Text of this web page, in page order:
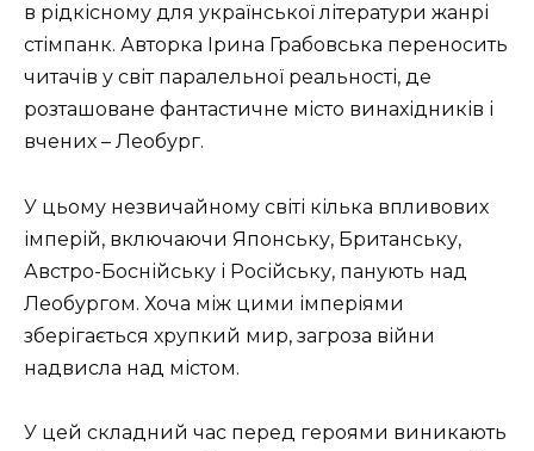
в рідкісному для української літератури жанрі
стімпанк. Авторка Ірина Грабовська переносить
читачів у світ паралельної реальності, де
розташоване фантастичне місто винахідників і
вчених – Леобург.
У цьому незвичайному світі кілька впливових
імперій, включаючи Японську, Британську,
Австро-Боснійську і Російську, панують над
Леобургом. Хоча між цими імперіями
зберігається хрупкий мир, загроза війни
надвисла над містом.
У цей складний час перед героями виникають